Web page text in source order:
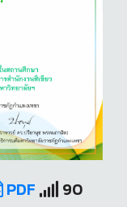
PDF 90